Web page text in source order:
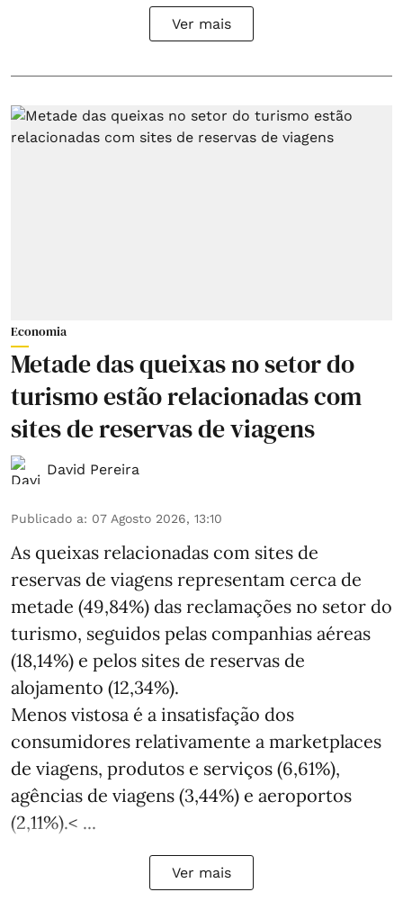
Ver mais
Economia
Metade das queixas no setor do
turismo estão relacionadas com
sites de reservas de viagens
David Pereira
Publicado a: 07 Agosto 2026, 13:10
As queixas relacionadas com sites de
reservas de viagens representam cerca de
metade (49,84%) das reclamações no setor do
turismo, seguidos pelas companhias aéreas
(18,14%) e pelos sites de reservas de
alojamento (12,34%).
Menos vistosa é a insatisfação dos
consumidores relativamente a marketplaces
de viagens, produtos e serviços (6,61%),
agências de viagens (3,44%) e aeroportos
(2,11%).< ...
Ver mais